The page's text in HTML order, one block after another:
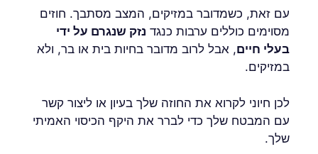
עם זאת, כשמדובר במזיקים, המצב מסתבך. חוזים
מסוימים כוללים ערבות כנגד נזק שנגרם על ידי
בעלי חיים, אבל לרוב מדובר בחיות בית או בר, ולא
במזיקים.
לכן חיוני לקרוא את החוזה שלך בעיון או ליצור קשר
עם המבטח שלך כדי לברר את היקף הכיסוי האמיתי
שלך.